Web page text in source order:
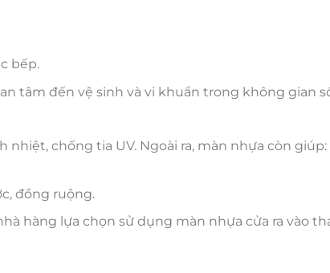
bếp.
tâm đến vệ sinh và vi khuẩn trong không gian
chống tia UV. Ngoài ra, màn nhựa còn giúp:
đồng ruộng.
hàng lựa chọn sử dụng màn nhựa cửa ra vào